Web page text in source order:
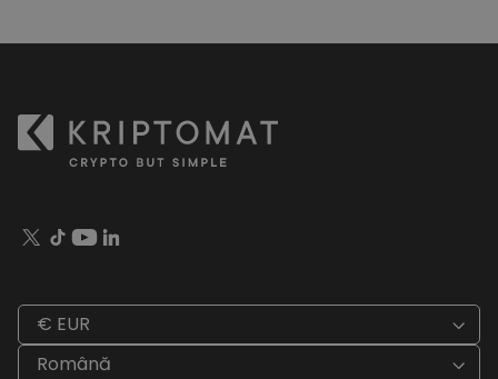
€ EUR
Română